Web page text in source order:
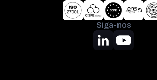
Siga-nos